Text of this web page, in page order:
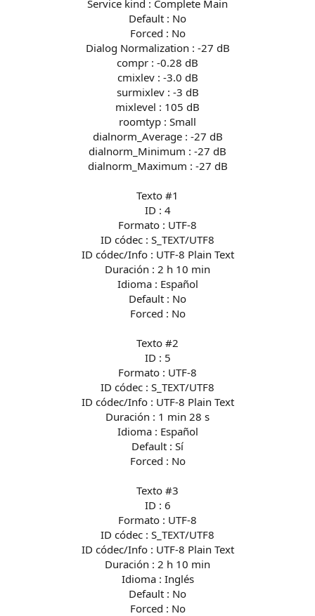
Service kind : Complete Main
Default : No
Forced : No
Dialog Normalization : -27 dB
compr : -0.28 dB
cmixlev : -3.0 dB
surmixlev : -3 dB
mixlevel : 105 dB
roomtyp : Small
dialnorm_Average : -27 dB
dialnorm_Minimum : -27 dB
dialnorm_Maximum : -27 dB
Texto #1
ID : 4
Formato : UTF-8
ID códec : S_TEXT/UTF8
ID códec/Info : UTF-8 Plain Text
Duración : 2 h 10 min
Idioma : Español
Default : No
Forced : No
Texto #2
ID : 5
Formato : UTF-8
ID códec : S_TEXT/UTF8
ID códec/Info : UTF-8 Plain Text
Duración : 1 min 28 s
Idioma : Español
Default : Sí
Forced : No
Texto #3
ID : 6
Formato : UTF-8
ID códec : S_TEXT/UTF8
ID códec/Info : UTF-8 Plain Text
Duración : 2 h 10 min
Idioma : Inglés
Default : No
Forced : No